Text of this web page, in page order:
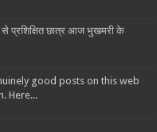
से प्रशिक्षित छात्र आज भुखमरी के
good posts on this web
Here...